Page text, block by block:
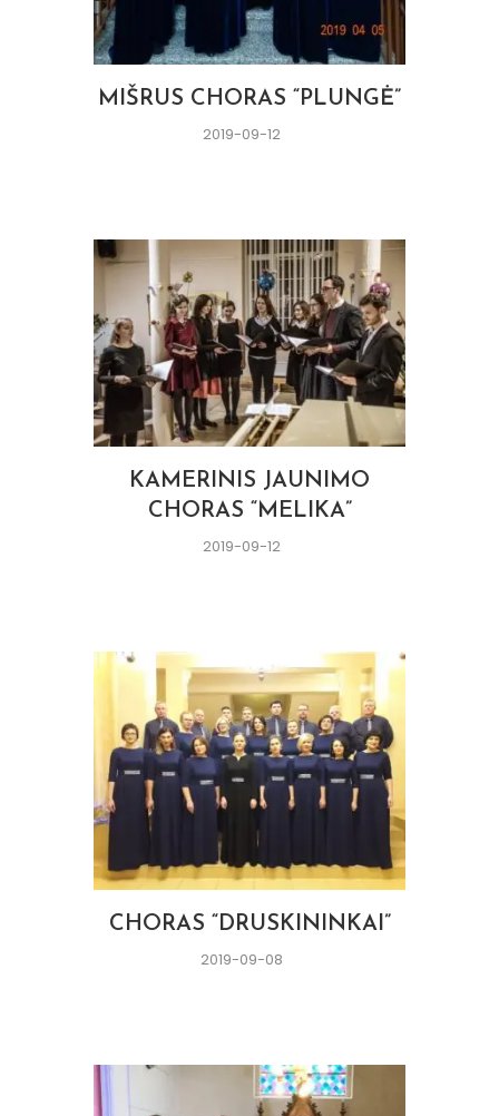
MIŠRUS CHORAS “PLUNGĖ”
2019-09-12
KAMERINIS JAUNIMO
CHORAS “MELIKA”
2019-09-12
CHORAS “DRUSKININKAI”
2019-09-08